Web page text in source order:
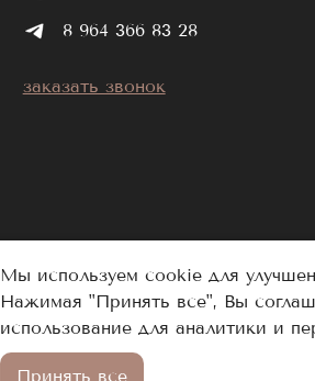
8 964 366 83 28
заказать звонок
Мы используем cookie для
Нажимая "Принять все", Вы
использование для аналитики и
Принять все